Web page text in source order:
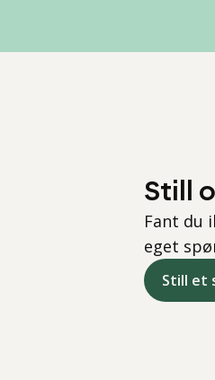
Still
Fant du
eget
Still et